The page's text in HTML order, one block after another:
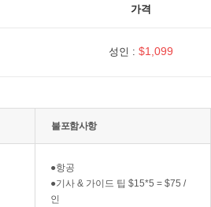
가격
성인 : $1,099
불포함사항
●항공
●기사 & 가이드 팁 $15*5 = $75 /
인